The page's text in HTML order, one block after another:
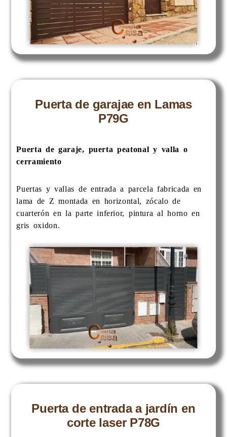
Puerta de garajae en Lamas
P79G
Puerta de garaje, puerta peatonal y valla o
cerramiento
Puertas y vallas de entrada a parcela fabricada en
lama de Z montada en horizontal, zócalo de
cuarterón en la parte inferior, pintura al horno en
gris oxidon.
Puerta de entrada a jardín en
corte laser P78G